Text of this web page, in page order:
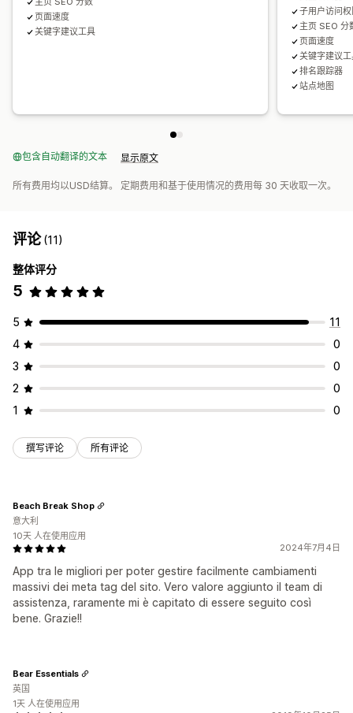
页面速度
关键字建议工具
子用户访问
主页 SEO 分
页面速度
关键字建议
排名跟踪器
站点地图
包含自动翻译的文本 显示原文
所有费用均以USD结算。 定期费用和基于使用情况的费用每 30 天收取一次。
评论(11)
整体评分
5
5
11
4
0
3
0
2
0
1
0
撰写评论 所有评论
2024年7月4日
App tra le migliori per poter gestire facilmente cambiamenti
massivi dei meta tag del sito. Vero valore aggiunto il team di
assistenza, raramente mi è capitato di essere seguito così
bene. Grazie!!
Beach Break Shop
意大利
10天 人在使用应用
Bear Essentials
英国
1天 人在使用应用